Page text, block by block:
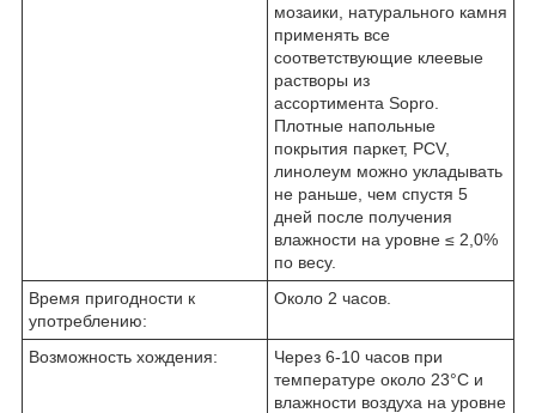
мозаики, натурального камня
применять все
соответствующие клеевые
растворы из
ассортимента Sopro.
Плотные напольные
покрытия паркет, PCV,
линолеум можно укладывать
не раньше, чем спустя 5
дней после получения
влажности на уровне ≤ 2,0%
по весу.
Время пригодности к
употреблению:
Около 2 часов.
Возможность хождения:
Через 6-10 часов при
температуре около 23°С и
влажности воздуха на уровне